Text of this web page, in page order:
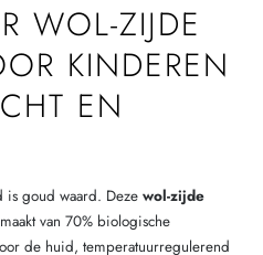
WOL-ZIJDE
KINDEREN
EN
is goud waard. Deze wol-zijde
van 70% biologische
de huid, temperatuurregulerend